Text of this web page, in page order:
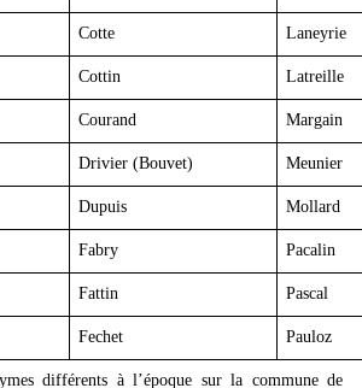
Cotte Laneyrie
Cottin Latreille
Courand Margain
Drivier (Bouvet) Meunier
Dupuis Mollard
Fabry Pacalin
Fattin Pascal
Fechet Pauloz
différents à l’époque sur la commune de